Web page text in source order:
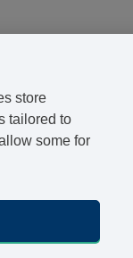
. Auch in anderen
höheren Risiko
store
tailored to
some for